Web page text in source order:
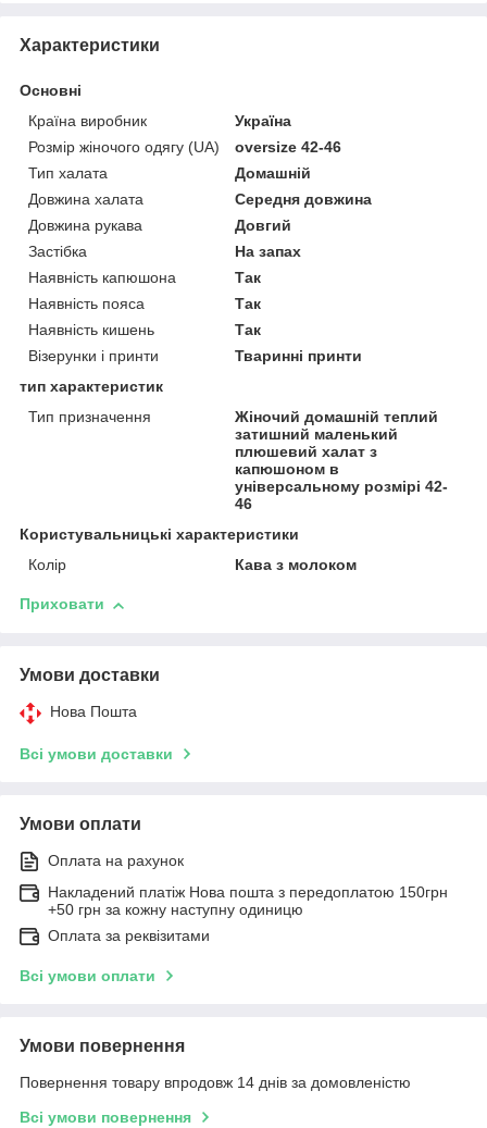
Характеристики
Основні
Країна виробник
Україна
Розмір жіночого одягу (UA)
oversize 42-46
Тип халата
Домашній
Довжина халата
Середня довжина
Довжина рукава
Довгий
Застібка
На запах
Наявність капюшона
Так
Наявність пояса
Так
Наявність кишень
Так
Візерунки і принти
Тваринні принти
тип характеристик
Тип призначення
Жіночий домашній теплий
затишний маленький
плюшевий халат з
капюшоном в
універсальному розмірі 42-
46
Користувальницькі характеристики
Колір
Кава з молоком
Приховати
Умови доставки
Нова Пошта
Всі умови доставки
Умови оплати
Оплата на рахунок
Накладений платіж Нова пошта з передоплатою 150грн
+50 грн за кожну наступну одиницю
Оплата за реквізитами
Всі умови оплати
Умови повернення
Повернення товару впродовж 14 днів за домовленістю
Всі умови повернення